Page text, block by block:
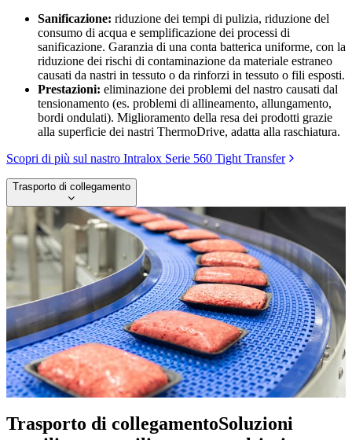
Sanificazione: riduzione dei tempi di pulizia, riduzione del
consumo di acqua e semplificazione dei processi di
sanificazione. Garanzia di una conta batterica uniforme, con la
riduzione dei rischi di contaminazione da materiale estraneo
causati da nastri in tessuto o da rinforzi in tessuto o fili esposti.
Prestazioni: eliminazione dei problemi del nastro causati dal
tensionamento (es. problemi di allineamento, allungamento,
bordi ondulati). Miglioramento della resa dei prodotti grazie
alla superficie dei nastri ThermoDrive, adatta alla raschiatura.
Scopri di più sul nastro Intralox Serie 560 Tight Transfer
Trasporto di collegamento
Trasporto di collegamentoSoluzioni